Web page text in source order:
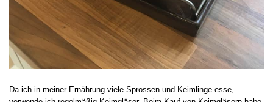
Da ich in meiner Ernährung viele Sprossen und Keimlinge esse,